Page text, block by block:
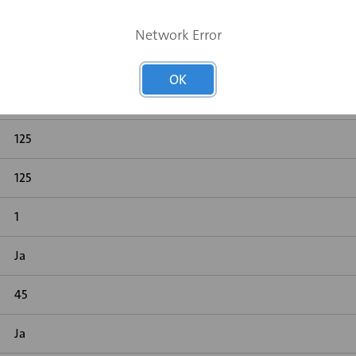
125
125
1
Ja
45
Ja
Network Error
OK